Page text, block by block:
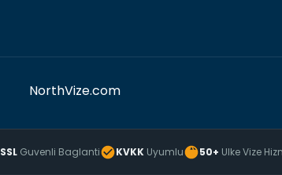
NorthVize.com
SSLGuvenli Baglanti KVKKUyumlu 50+ Ulke Vize